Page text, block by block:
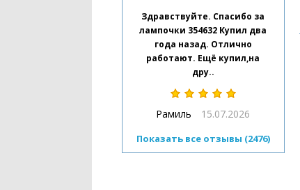
Здравствуйте. Спасибо за
лампочки 354632 Купил два
года назад. Отлично
работают. Ещё купил,на
дру..
Рамиль 15.07.2026
Показать все отзывы (2476)